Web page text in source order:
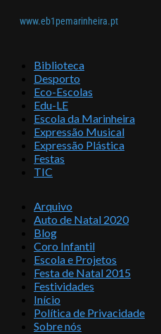
www.eb1pemarinheira.pt
Biblioteca
Desporto
Eco-Escolas
Edu-LE
Escola da Marinheira
Expressão Musical
Expressão Plástica
Festas
TIC
Arquivo
Auto de Natal 2020
Blog
Coro Infantil
Escola e Projetos
Festa de Natal 2015
Festividades
Início
Política de Privacidade
Sobre nós